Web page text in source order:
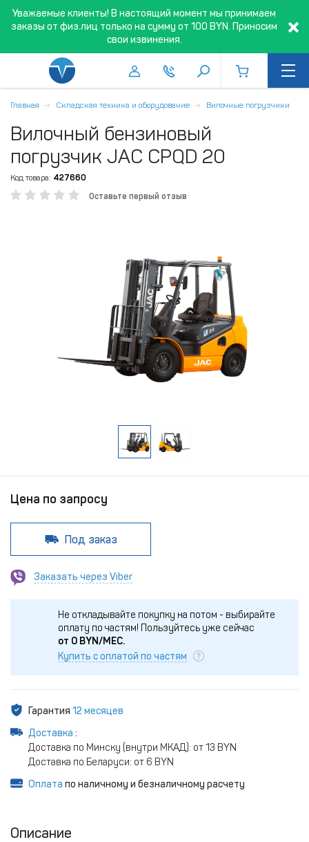
Уважаемые клиенты! В настоящий момент мы принимаем
заказы от физ.лиц только на сумму от 100 BYN. Приносим
свои извинения.
Главная Складская техника и оборудование Вилочные погрузчики
Вилочный бензиновый
погрузчик JAC CPQD 20
Код товара: 427660
Оставьте первый отзыв
Цена по запросу
Под заказ
Заказать через Viber
Не откладывайте покупку на потом - выбирайте
оплату по частям! Пользуйтесь уже сейчас
от 0 BYN/МЕС.
Купить с оплатой по частям
Гарантия 12 месяцев
Доставка :
Доставка по Минску (внутри МКАД): от 13 BYN
Доставка по Беларуси: от 6 BYN
Оплата по наличному и безналичному расчету
Описание